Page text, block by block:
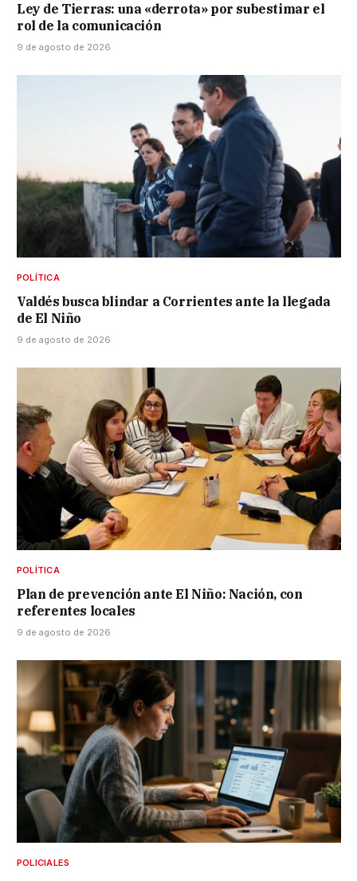
Ley de Tierras: una «derrota» por subestimar el
rol de la comunicación
9 de agosto de 2026
POLÍTICA
Valdés busca blindar a Corrientes ante la llegada
de El Niño
9 de agosto de 2026
POLÍTICA
Plan de prevención ante El Niño: Nación, con
referentes locales
9 de agosto de 2026
POLICIALES